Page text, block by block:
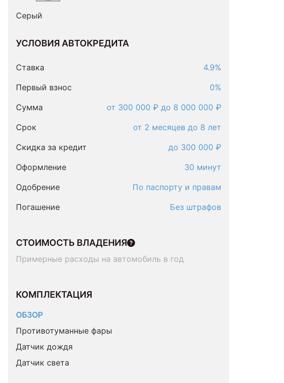
Серый
УСЛОВИЯ АВТОКРЕДИТА
Ставка
4.9%
Первый взнос
0%
Сумма
от 300 000 ₽ до 8 000 000 ₽
Срок
от 2 месяцев до 8 лет
Скидка за кредит
до 300 000 ₽
Оформление
30 минут
Одобрение
По паспорту и правам
Погашение
Без штрафов
СТОИМОСТЬ ВЛАДЕНИЯ
Примерные расходы на автомобиль в год
КОМПЛЕКТАЦИЯ
ОБЗОР
Противотуманные фары
Датчик дождя
Датчик света